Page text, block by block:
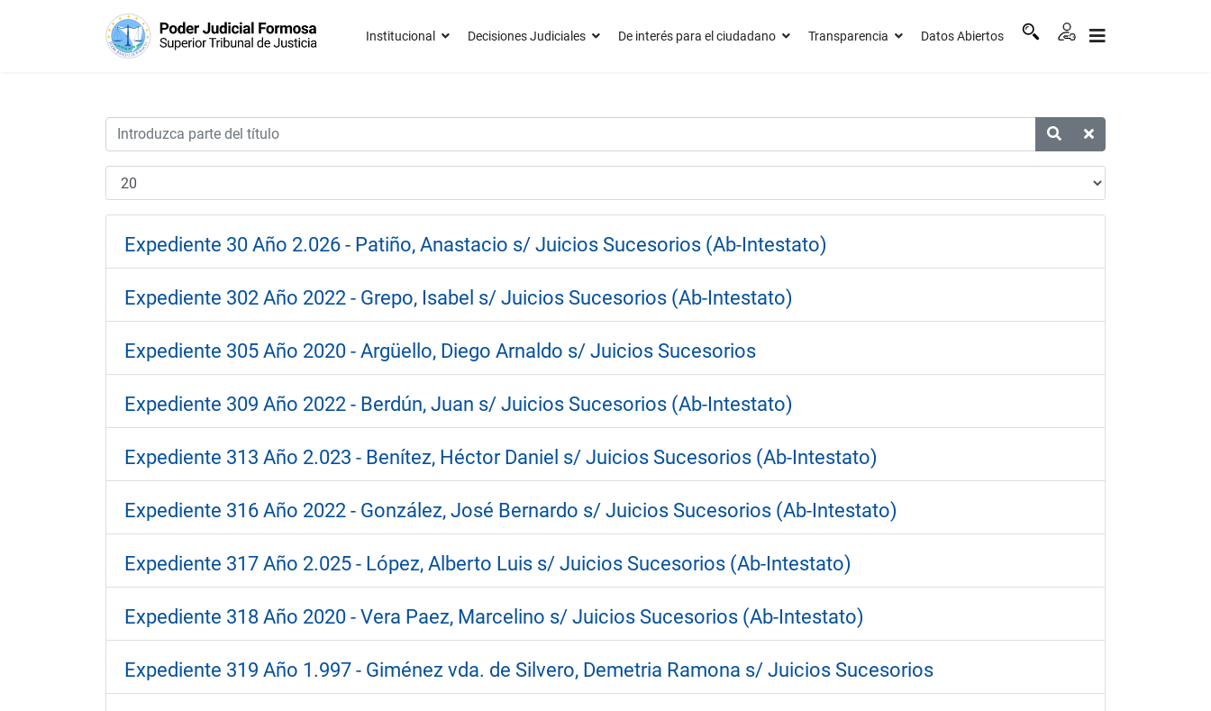
Institucional Decisiones Judiciales De interés para el ciudadano Transparencia Datos Abiertos
Expediente 30 Año 2.026 - Patiño, Anastacio s/ Juicios Sucesorios (Ab-Intestato)
Expediente 302 Año 2022 - Grepo, Isabel s/ Juicios Sucesorios (Ab-Intestato)
Expediente 305 Año 2020 - Argüello, Diego Arnaldo s/ Juicios Sucesorios
Expediente 309 Año 2022 - Berdún, Juan s/ Juicios Sucesorios (Ab-Intestato)
Expediente 313 Año 2.023 - Benítez, Héctor Daniel s/ Juicios Sucesorios (Ab-Intestato)
Expediente 316 Año 2022 - González, José Bernardo s/ Juicios Sucesorios (Ab-Intestato)
Expediente 317 Año 2.025 - López, Alberto Luis s/ Juicios Sucesorios (Ab-Intestato)
Expediente 318 Año 2020 - Vera Paez, Marcelino s/ Juicios Sucesorios (Ab-Intestato)
Expediente 319 Año 1.997 - Giménez vda. de Silvero, Demetria Ramona s/ Juicios Sucesorios